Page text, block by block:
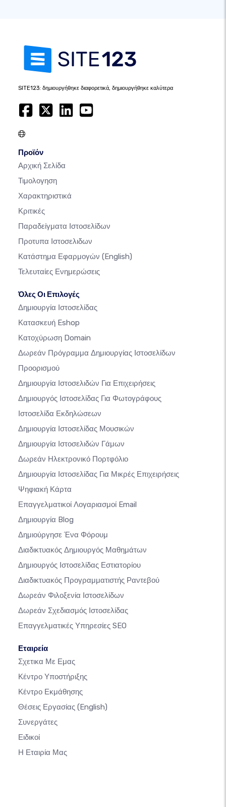
SITE123: δημιουργήθηκε διαφορετικά, δημιουργήθηκε καλύτερα
Προϊόν
Αρχική Σελίδα
Τιμολογηση
Χαρακτηριστικά
Κριτικές
Παραδείγματα Ιστοσελίδων
Προτυπα Ιστοσελιδων
Κατάστημα Εφαρμογών (English)
Τελευταίες Ενημερώσεις
Όλες Οι Επιλογές
Δημιουργία Ιστοσελίδας
Κατασκευή Eshop
Κατοχύρωση Domain
Δωρεάν Πρόγραμμα Δημιουργίας Ιστοσελίδων
Προορισμού
Δημιουργία Ιστοσελιδών Για Επιχειρήσεις
Δημιουργός Ιστοσελίδας Για Φωτογράφους
Ιστοσελίδα Εκδηλώσεων
Δημιουργία Ιστοσελίδας Μουσικών
Δημιουργία Ιστοσελιδών Γάμων
Δωρεάν Ηλεκτρονικό Πορτφόλιο
Δημιουργία Ιστοσελίδας Για Μικρές Επιχειρήσεις
Ψηφιακή Κάρτα
Επαγγελματικοί Λογαριασμοί Email
Δημιουργία Blog
Δημιούργησε Ένα Φόρουμ
Διαδικτυακός Δημιουργός Μαθημάτων
Δημιουργός Ιστοσελίδας Εστιατορίου
Διαδικτυακός Προγραμματιστής Ραντεβού
Δωρεάν Φιλοξενία Ιστοσελίδων
Δωρεάν Σχεδιασμός Ιστοσελίδας
Επαγγελματικές Υπηρεσίες SEO
Εταιρεία
Σχετικα Με Εμας
Κέντρο Υποστήριξης
Κέντρο Εκμάθησης
Θέσεις Εργασίας (English)
Συνεργάτες
Ειδικοί
Η Εταιρία Μας